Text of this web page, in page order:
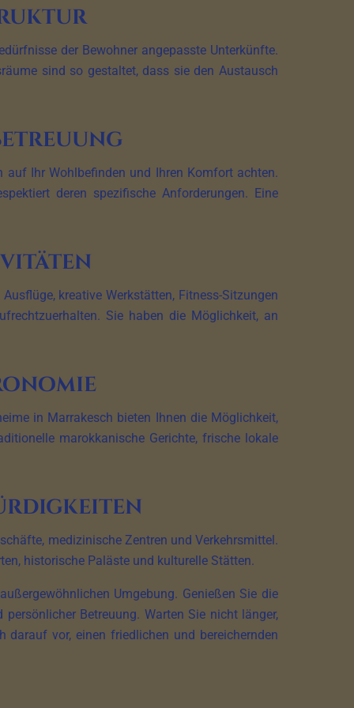
der Bewohner angepasste Unterkünfte.
sind so gestaltet, dass sie den Austausch
auf Ihr Wohlbefinden und Ihren Komfort achten.
deren spezifische Anforderungen. Eine
kreative Werkstätten, Fitness-Sitzungen
Sie haben die Möglichkeit, an
in Marrakesch bieten Ihnen die Möglichkeit,
marokkanische Gerichte, frische lokale
medizinische Zentren und Verkehrsmittel.
historische Paläste und kulturelle Stätten.
Umgebung. Genießen Sie die
Betreuung. Warten Sie nicht länger,
vor, einen friedlichen und bereichernden